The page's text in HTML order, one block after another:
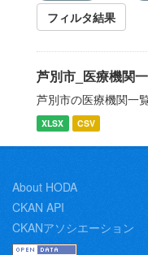
フィルタ結果
芦別市_医療機関
芦別市の医療機関一
XLSX CSV
About HODA
CKAN API
CKANアソシエーション